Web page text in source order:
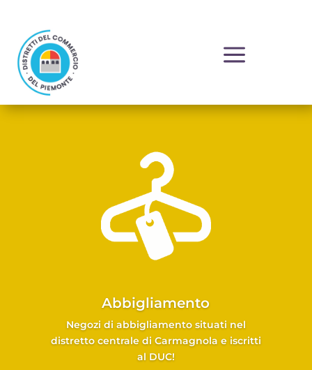
a
Abbigliamento
Negozi di abbigliamento situati nel
distretto centrale di Carmagnola e iscritti
al DUC!